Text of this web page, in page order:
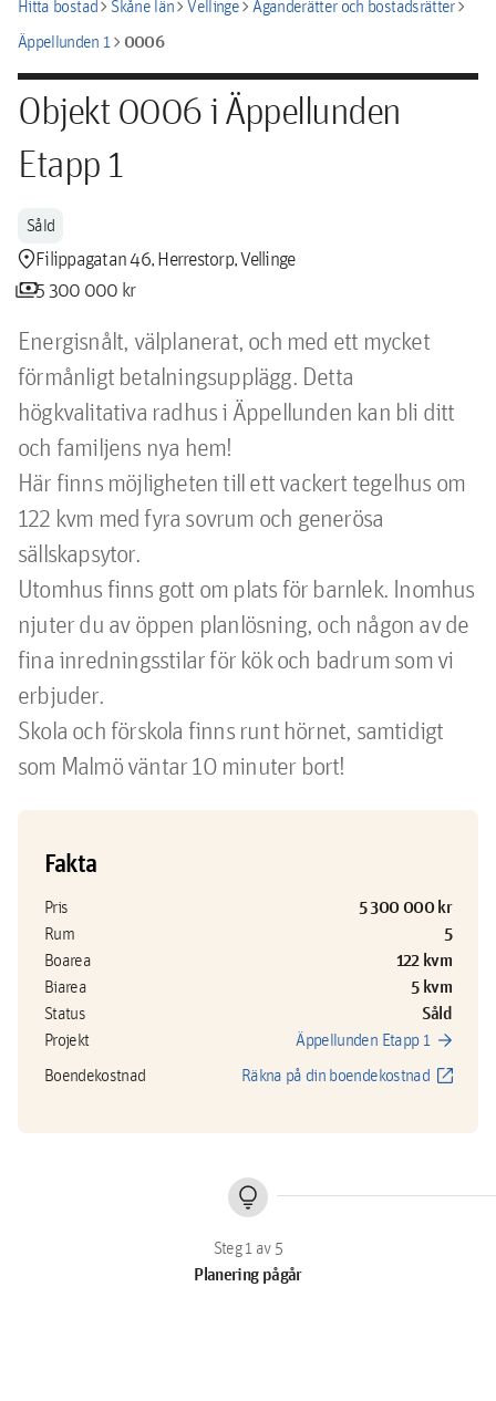
Hitta bostadchevron_rightSkåne länchevron_rightVellingechevron_rightÄganderätter och bostadsrätterchevron_right
Äppellunden 1chevron_right0006
Objekt 0006 i Äppellunden
Etapp 1
Såld
location_pinFilippagatan 46, Herrestorp, Vellinge
payments5 300 000 kr
Energisnålt, välplanerat, och med ett mycket
förmånligt betalningsupplägg. Detta
högkvalitativa radhus i Äppellunden kan bli ditt
och familjens nya hem!
Här finns möjligheten till ett vackert tegelhus om
122 kvm med fyra sovrum och generösa
sällskapsytor.
Utomhus finns gott om plats för barnlek. Inomhus
njuter du av öppen planlösning, och någon av de
fina inredningsstilar för kök och badrum som vi
erbjuder.
Skola och förskola finns runt hörnet, samtidigt
Fakta
Pris 5 300 000 kr
Rum 5
Boarea 122 kvm
Biarea 5 kvm
Status Såld
Projekt Äppellunden Etapp 1 arrow_forward
Boendekostnad Räkna på din boendekostnad open_in_new
lightbulb
Planering pågår